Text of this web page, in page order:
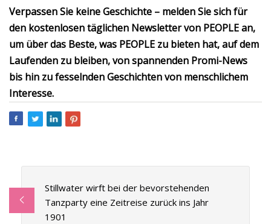
Verpassen Sie keine Geschichte – melden Sie sich für
den kostenlosen täglichen Newsletter von PEOPLE an,
um über das Beste, was PEOPLE zu bieten hat, auf dem
Laufenden zu bleiben, von spannenden Promi-News
bis hin zu fesselnden Geschichten von menschlichem
Interesse.
Stillwater wirft bei der bevorstehenden
Tanzparty eine Zeitreise zurück ins Jahr
1901